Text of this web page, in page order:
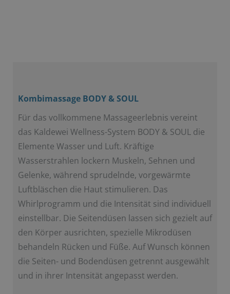
Kombimassage BODY & SOUL
Für das vollkommene Massageerlebnis vereint
das Kaldewei Wellness-System BODY & SOUL die
Elemente Wasser und Luft. Kräftige
Wasserstrahlen lockern Muskeln, Sehnen und
Gelenke, während sprudelnde, vorgewärmte
Luftbläschen die Haut stimulieren. Das
Whirlprogramm und die Intensität sind individuell
einstellbar. Die Seitendüsen lassen sich gezielt auf
den Körper ausrichten, spezielle Mikrodüsen
behandeln Rücken und Füße. AufWunsch können
die Seiten- und Bodendüsen getrennt ausgewählt
und in ihrer Intensität angepasst werden.